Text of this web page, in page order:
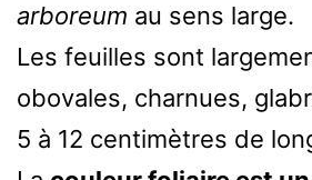
arboreum au sens large.
Les feuilles sont
obovales, charnues,
5 à 12 centimètres de